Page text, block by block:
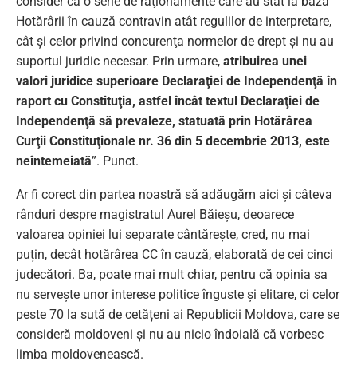
Hotărârii în cauză contravin atât regulilor de interpretare,
cât şi celor privind concurenţa normelor de drept şi nu au
suportul juridic necesar. Prin urmare, atribuirea unei
valori juridice superioare Declaraţiei de Independenţă în
raport cu Constituţia, astfel încât textul Declaraţiei de
Independenţă să prevaleze, statuată prin Hotărârea
Curţii Constituţionale nr. 36 din 5 decembrie 2013, este
neîntemeiată”. Punct.
Ar fi corect din partea noastră să adăugăm aici și câteva
rânduri despre magistratul Aurel Băieșu, deoarece
valoarea opiniei lui separate cântărește, cred, nu mai
puțin, decât hotărârea CC în cauză, elaborată de cei cinci
judecători. Ba, poate mai mult chiar, pentru că opinia sa
nu servește unor interese politice înguste și elitare, ci celor
peste 70 la sută de cetățeni ai Republicii Moldova, care se
consideră moldoveni și nu au nicio îndoială că vorbesc
limba moldovenească.